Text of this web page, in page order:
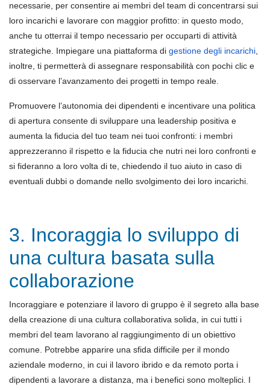
necessarie, per consentire ai membri del team di concentrarsi sui
loro incarichi e lavorare con maggior profitto: in questo modo,
anche tu otterrai il tempo necessario per occuparti di attività
strategiche. Impiegare una piattaforma di gestione degli incarichi
inoltre, ti permetterà di assegnare responsabilità con pochi clic e
di osservare l’avanzamento dei progetti in tempo reale.
Promuovere l’autonomia dei dipendenti e incentivare una politica
di apertura consente di sviluppare una leadership positiva e
aumenta la fiducia del tuo team nei tuoi confronti: i membri
apprezzeranno il rispetto e la fiducia che nutri nei loro confronti e
si fideranno a loro volta di te, chiedendo il tuo aiuto in caso di
eventuali dubbi o domande nello svolgimento dei loro incarichi.
3. Incoraggia lo sviluppo di
una cultura basata sulla
collaborazione
Incoraggiare e potenziare il lavoro di gruppo è il segreto alla base
della creazione di una cultura collaborativa solida, in cui tutti i
membri del team lavorano al raggiungimento di un obiettivo
comune. Potrebbe apparire una sfida difficile per il mondo
aziendale moderno, in cui il lavoro ibrido e da remoto porta i
dipendenti a lavorare a distanza, ma i benefici sono molteplici. I